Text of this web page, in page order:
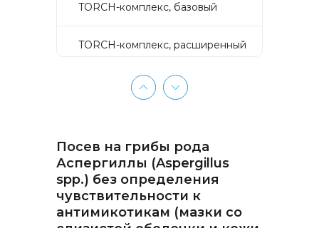
TORCH-комплекс, базовый
TORCH-комплекс, расширенный
TORCH-комплекс, скрининг
Аллергокомплекс «Пищевая
аллергия» IgE (ImmunoCAP)
(Яичный белок f1, Молоко f2,
Треска f3, Пшеница f4, Арахис
f13, Соя f14, Фундук f17,
Креветка f24, Персик f95)
Посев на грибы рода
Аспергиллы (Aspergillus
spp.) без определения
чувствительности к
антимикотикам (мазки со